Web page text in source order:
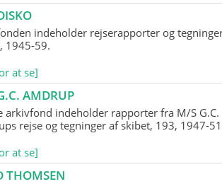
indeholder rejserapporter og
1945-59.
at se]
AMDRUP
arkivfond indeholder rapporter fra M/S G.C.
rejse og tegninger af skibet, 193, 1947-
at se]
THOMSEN